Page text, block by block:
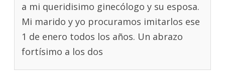
a mi queridisimo ginecólogo y su esposa.
Mi marido y yo procuramos imitarlos ese
1 de enero todos los años. Un abrazo
fortísimo a los dos